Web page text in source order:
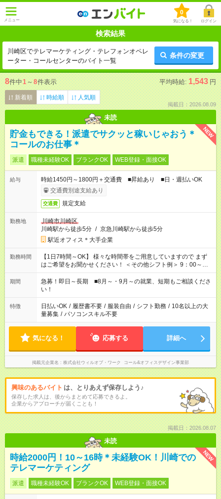
メニュー
0
気になる！ ログイン
検索結果
川崎区でテレマーケティング・テレフォンオペレ
ーター・コールセンターのバイト一覧
条件の変更
8件中1 ～ 8件表示 平均時給: 1,543 円
新着順 時給順 人気順
掲載日：2026.08.09
未読
NEW
貯金もできる！派遣でサクッと稼いじゃおう＊
コールのお仕事＊
派遣 職種未経験OK ブランクOK WEB登録・面接OK
給与
時給1450円～1800円＋交通費 ■昇給あり ■日・週払いOK
交通費別途支給あり
交通費 規定支給
勤務地
川崎市川崎区
川崎駅から徒歩5分 / 京急川崎駅から徒歩5分
駅近オフィス＊大手企業
勤務時間
【1日7時間～OK】 様々な時間帯をご用意していますので まず
はご希望をお聞かせください！ ＜その他シフト例＞ 9：00～
17：00 11：00～20：00 などなど！その他のお時間もOKです！
期間
急募！即日～長期 ■8月～・9月～の就業、短期もご相談くださ
い！
特徴 日払いOK / 履歴書不要 / 服装自由 / シフト勤務 / 10名以上の大
量募集 / パソコンスキル不要
気になる！ 応募する 詳細へ
掲載元企業名 株式会社ウィルオブ・ワーク コール&オフィスデザイン事業部
興味のあるバイト は、とりあえず保存しよう♪
保存した求人は、後からまとめて応募できるよ。
企業からアプローチが届くことも！
掲載日：2026.08.07
未読
NEW
時給2000円！10～16時＊未経験OK！川崎での
テレマーケティング
派遣 職種未経験OK ブランクOK WEB登録・面接OK